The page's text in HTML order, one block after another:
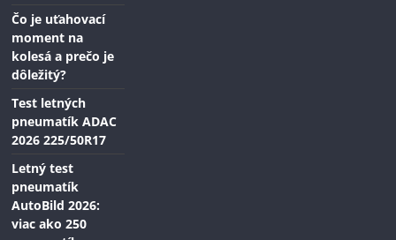
Čo je uťahovací
moment na
kolesá a prečo je
dôležitý?
Test letných
pneumatík ADAC
2026 225/50R17
Letný test
pneumatík
AutoBild 2026:
viac ako 250